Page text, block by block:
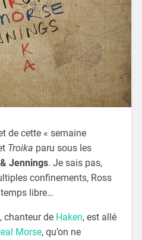
de cette « semaine
Troika paru sous les
Jennings. Je sais pas,
confinements, Ross
libre…
, chanteur de Haken, est allé
Morse, qu’on ne